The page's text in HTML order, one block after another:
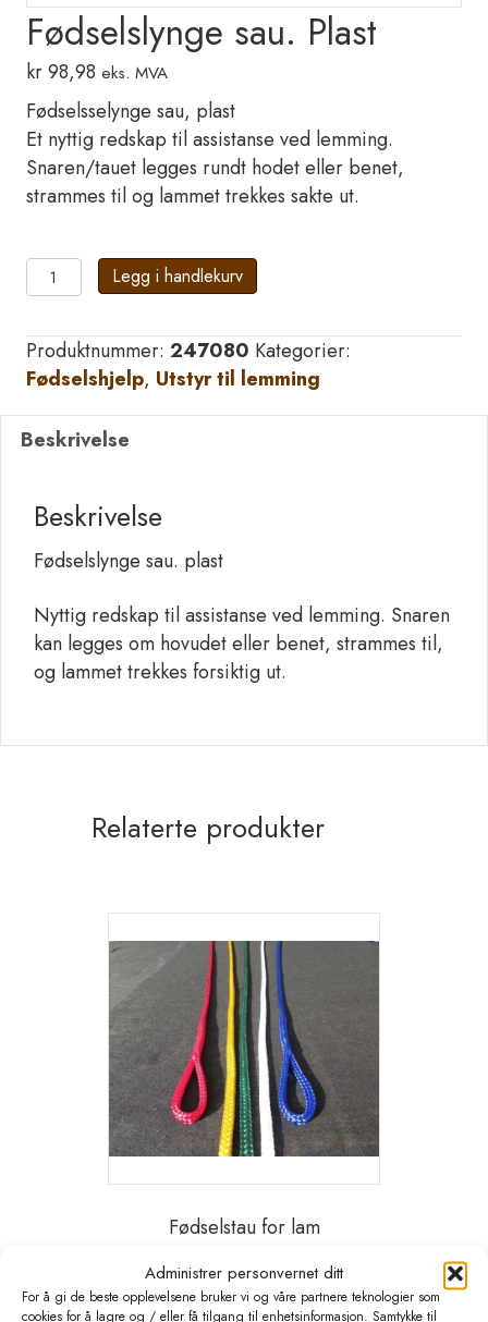
Administrer personvernet ditt
For å gi de beste opplevelsene bruker vi og våre partnere teknologier som
cookies for å lagre og / eller få tilgang til enhetsinformasjon. Samtykke til
Fødselslynge sau. Plast
kr98,98 eks. MVA
Fødselsselynge sau, plast
Et nyttig redskap til assistanse ved lemming.
Snaren/tauet legges rundt hodet eller benet,
strammes til og lammet trekkes sakte ut.
Fødselslynge
sau.
antall
Legg i handlekurv
Produktnummer: 247080 Kategorier:
Fødselshjelp, Utstyr til lemming
Beskrivelse
Beskrivelse
Fødselslynge sau. plast
Nyttig redskap til assistanse ved lemming. Snaren
kan legges om hovudet eller benet, strammes til,
og lammet trekkes forsiktig ut.
Relaterte produkter
Fødselstau for lam
kr 99,00
Dette